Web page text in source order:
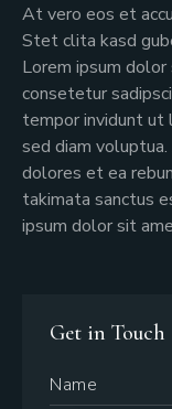
At vero eos et
Stet clita kasd
Lorem ipsum
consetetur
tempor invidunt ut
sed diam
dolores et ea
takimata sanctus
ipsum dolor sit
Get in Touch